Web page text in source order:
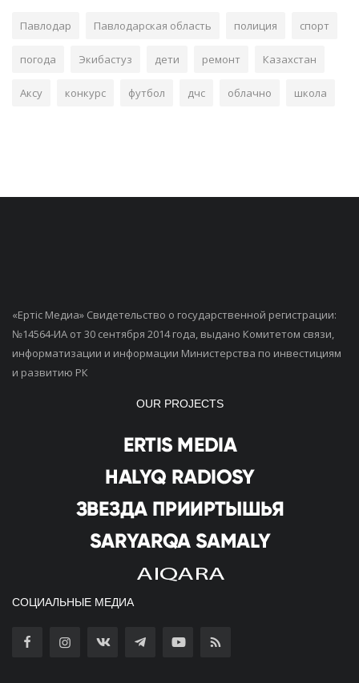
Павлодар Павлодарская область полиция спорт
погода Экибастуз дети ремонт Казахстан
Аксу конкурс футбол дчс облачно школа
«Ертiс Медиа» Свидетельство о государственной регистрации:
№14564-ИА от 30 сентября 2014 года, выдано Комитетом связи,
информатизации и информации Министерства по инвестициям
и развитию РК
OUR PROJECTS
СОЦИАЛЬНЫЕ МЕДИА